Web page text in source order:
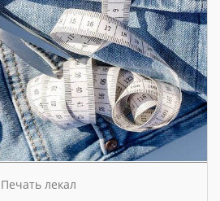
Печать лекал